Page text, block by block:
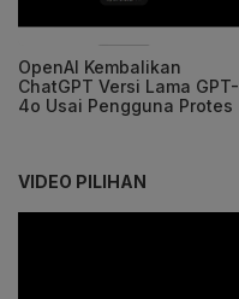
OpenAI Kembalikan
ChatGPT Versi Lama GPT-
4o Usai Pengguna Protes
VIDEO PILIHAN